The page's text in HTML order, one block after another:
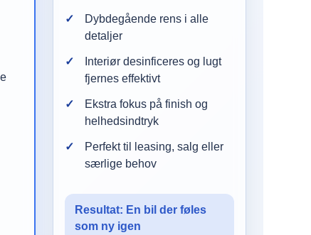
Dybdegående rens i alle
detaljer
Interiør desinficeres og lugt
fjernes effektivt
Ekstra fokus på finish og
helhedsindtryk
Perfekt til leasing, salg eller
særlige behov
Resultat: En bil der føles
som ny igen